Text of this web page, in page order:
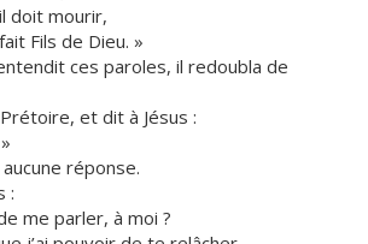
doit mourir,
Fils de Dieu. »
ces paroles, il redoubla de
et dit à Jésus :
réponse.
:
me parler, à moi ?